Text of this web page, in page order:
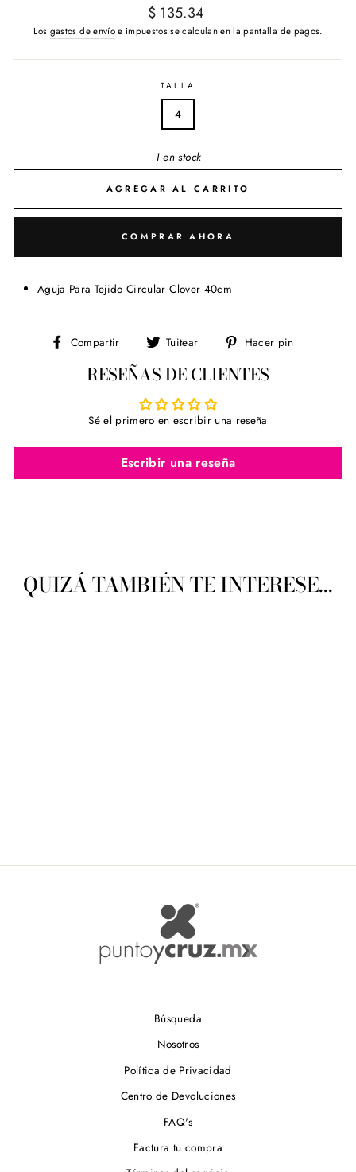
Precio
habitual
$ 135.34
Los gastos de envíoe impuestos se calculan en la pantalla de pagos.
TALLA
4
1 en stock
AGREGAR AL CARRITO
COMPRAR AHORA
Aguja Para Tejido Circular Clover 40cm
Compartir
Compartir
Facebook
Tuitear
Tuitear
Twitter
Hacer pin
RESEÑAS DE CLIENTES
Sé el primero en escribir una reseña
Escribir una reseña
QUIZÁ TAMBIÉN TE INTERESE...
Búsqueda
Nosotros
Política de Privacidad
Centro de Devoluciones
FAQ's
Factura tu compra